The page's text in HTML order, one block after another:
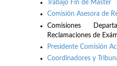
Trabajo Fin de Máster
Comisión Asesora de
Comisiones
Reclamaciones de
Presidente Comisión
Coordinadores y